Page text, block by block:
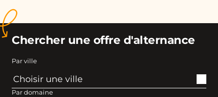
Chercher une offre d'alternance
Par ville
Par domaine